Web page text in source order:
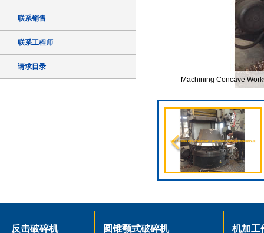
联系销售
联系工程师
请求目录
Machining Concave
反击破碎机 圆锥颚式破碎机
机加工